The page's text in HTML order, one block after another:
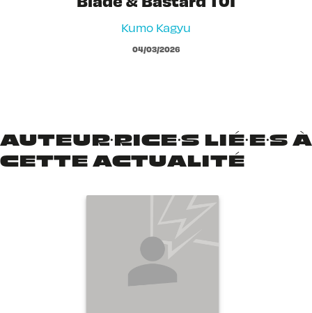
Kumo Kagyu
04/03/2026
AUTEUR·RICE·S LIÉ·E·S À
CETTE ACTUALITÉ